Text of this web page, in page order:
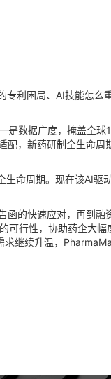
利困局、AI技能怎么
数据广度，掩盖全球
配，新药研制全生命周
命周期。现在该AI驱
的快速应对，再到融
行性，协助药企大幅
求继续升温，